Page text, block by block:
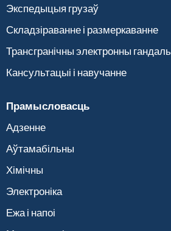
Экспедыцыя грузаў
Складзіраванне і размеркаванне
Трансгранічны электронны гандаль
Кансультацыі і навучанне
Прамысловасць
Адзенне
Аўтамабільны
Хімічны
Электроніка
Ежа і напоі